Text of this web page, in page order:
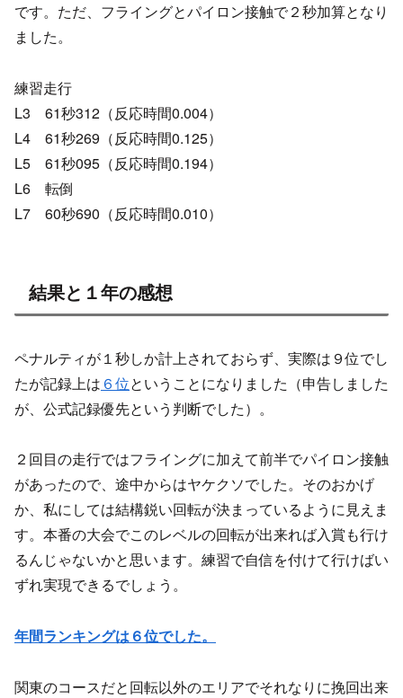
です。ただ、フライングとパイロン接触で２秒加算となり
ました。
練習走行
L3 61秒312（反応時間0.004）
L4 61秒269（反応時間0.125）
L5 61秒095（反応時間0.194）
L6 転倒
L7 60秒690（反応時間0.010）
結果と１年の感想
ペナルティが１秒しか計上されておらず、実際は９位でし
たが記録上は ６位ということになりました（申告しました
が、公式記録優先という判断でした）。
２回目の走行ではフライングに加えて前半でパイロン接触
があったので、途中からはヤケクソでした。そのおかげ
か、私にしては結構鋭い回転が決まっているように見えま
す。本番の大会でこのレベルの回転が出来れば入賞も行け
るんじゃないかと思います。練習で自信を付けて行けばい
ずれ実現できるでしょう。
年間ランキングは６位でした。
関東のコースだと回転以外のエリアでそれなりに挽回出来